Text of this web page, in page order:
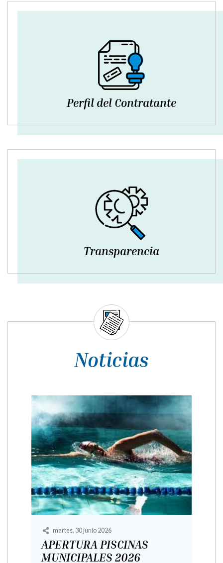
Perfil del Contratante
Transparencia
Noticias
jueves, 30 abril 2026
URGENTE: Previsión
Calendario para la